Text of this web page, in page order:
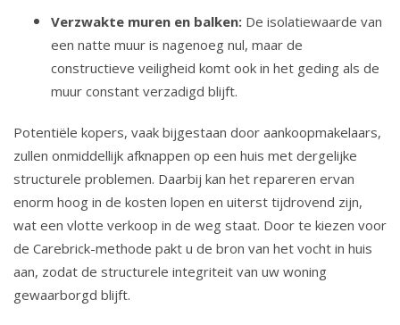
Verzwakte muren en balken: De isolatiewaarde van
een natte muur is nagenoeg nul, maar de
constructieve veiligheid komt ook in het geding als de
muur constant verzadigd blijft.
Potentiële kopers, vaak bijgestaan door aankoopmakelaars,
zullen onmiddellijk afknappen op een huis met dergelijke
structurele problemen. Daarbij kan het repareren ervan
enorm hoog in de kosten lopen en uiterst tijdrovend zijn,
wat een vlotte verkoop in de weg staat. Door te kiezen voor
de Carebrick-methode pakt u de bron van het vocht in huis
aan, zodat de structurele integriteit van uw woning
gewaarborgd blijft.